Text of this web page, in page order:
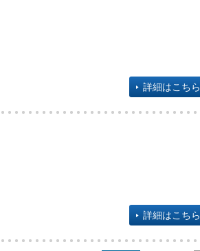
詳細はこちら
詳細はこちら